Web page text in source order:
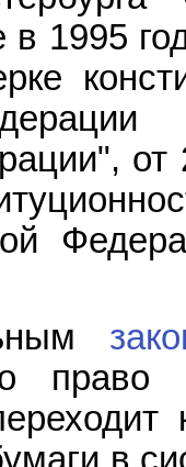
в 1995
право
в